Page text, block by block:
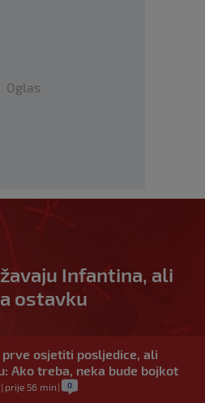
Oglas
Infantina, ali
ostavku
prve osjetiti posljedice, ali
Ako treba, neka bude bojkot
| prije 56 min | 0